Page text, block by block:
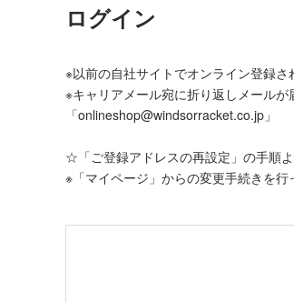
ログイン
※以前の自社サイトでオンライン登録
※キャリアメール宛に折り返しメール
「onlineshop@windsorracket.co.jp」
☆「ご登録アドレスの再設定」の手順
※「マイページ」からの変更手続きを